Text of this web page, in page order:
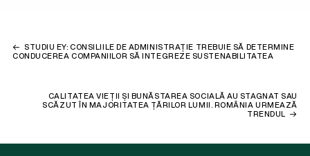
STUDIU EY: CONSILIILE DE ADMINISTRAȚIE TREBUIE SĂ DETERMINE
CONDUCEREA COMPANIILOR SĂ INTEGREZE SUSTENABILITATEA
CALITATEA VIEȚII ȘI BUNĂSTAREA SOCIALĂ AU STAGNAT SAU
SCĂZUT ÎN MAJORITATEA ȚĂRILOR LUMII. ROMÂNIA URMEAZĂ
TRENDUL